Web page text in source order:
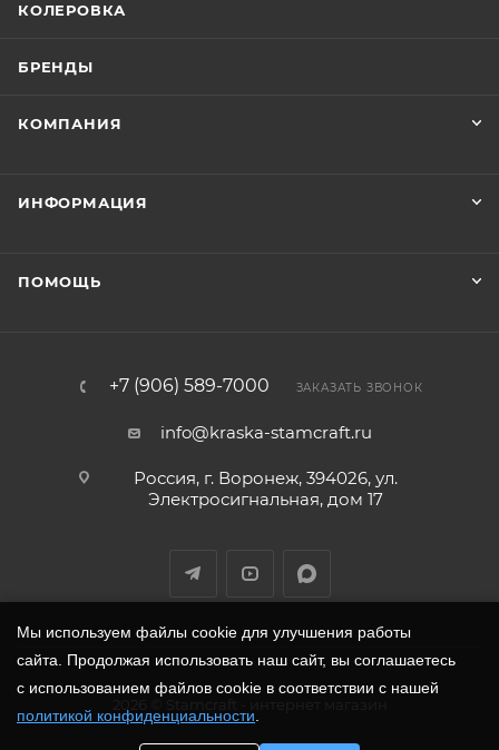
КОЛЕРОВКА
БРЕНДЫ
КОМПАНИЯ
ИНФОРМАЦИЯ
ПОМОЩЬ
+7 (906) 589-7000 ЗАКАЗАТЬ ЗВОНОК
info@kraska-stamcraft.ru
Россия, г. Воронеж, 394026, ул.
Электросигнальная, дом 17
Мы используем файлы cookie для улучшения работы
сайта. Продолжая использовать наш сайт, вы соглашаетесь
с использованием файлов cookie в соответствии с нашей
политикой конфиденциальности